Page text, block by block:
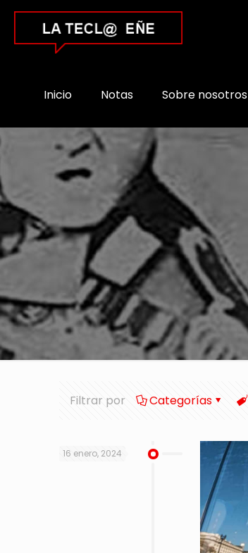
Inicio Notas Sobre nosotros
Filtrar por Categorías
16 enero, 2024